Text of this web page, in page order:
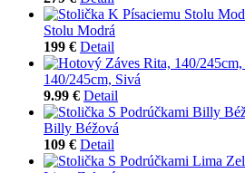
Stolu Modrá
199 € Detail
140/245cm, Sivá
9.99 € Detail
Billy Béžová
109 € Detail